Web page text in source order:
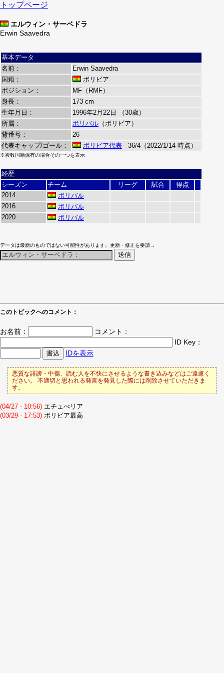
トップページ
エルウィン・サーベドラ
Erwin Saavedra
基本データ
名前：
Erwin Saavedra
国籍：
ボリビア
ポジション：
MF（RMF）
身長：
173 cm
生年月日：
1996年2月22日 （30歳）
所属：
ボリバル （ボリビア）
背番号：
26
代表キャップ/ゴール：
ボリビア代表 36/4（2022/1/14 時点）
※複数国籍保有の場合その一つを表示
経歴
シーズン
チーム リーグ 試合
得点
2014
ボリバル
2016
ボリバル
2020
ボリバル
データは最新のものではない可能性があります。更新・修正を要請→
このトピックへのコメント：
お名前：
コメント：
ID Key：
IDを表示
悪質な誹謗・中傷、読む人を不快にさせるような書き込みなどはご遠慮く
ださい。 不適切と思われる発言を発見した際には削除させていただきま
す。
(04/27 - 10:56) エチェべリア
(03/29 - 17:53) ボリビア最高